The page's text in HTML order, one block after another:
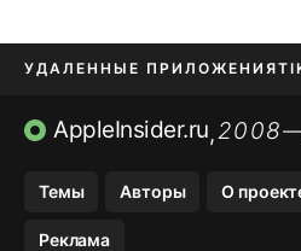
УДАЛЕННЫЕ ПРИЛОЖЕНИЯ
ПРИЛОЖЕНИЯ БЕЗ APP STORE
AppleInsider.ru,
Темы Авторы О
Реклама